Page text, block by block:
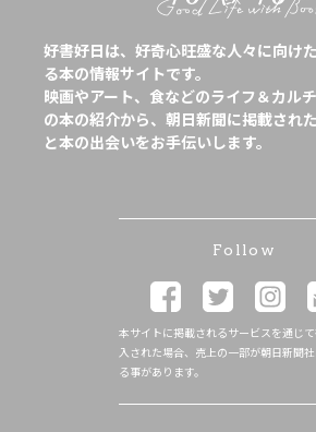
好書好日は、好奇心旺盛な人々に向け
る本の情報サイトです。
映画やアート、食などのライフ＆カル
の本の紹介から、朝日新聞に掲載され
と本の出会いをお手伝いします。
Follow
本サイトに掲載されるサービスを通じ
入された場合、売上の一部が朝日新聞
る事があります。